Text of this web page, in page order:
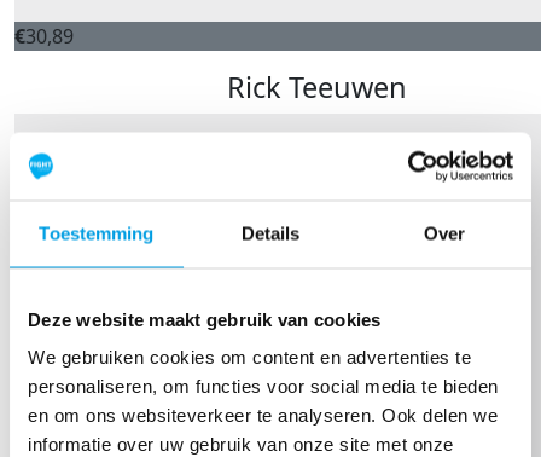
Toestemming Details Over
Deze website maakt gebruik van cookies
We gebruiken cookies om content en advertenties te
personaliseren, om functies voor social media te bieden
en om ons websiteverkeer te analyseren. Ook delen we
informatie over uw gebruik van onze site met onze
€30,89
Rick Teeuwen